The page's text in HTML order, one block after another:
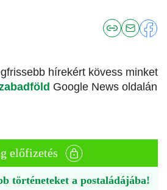
hírekért kövess minket
Google News oldalán
előfizetés
történeteket a postaládájába!